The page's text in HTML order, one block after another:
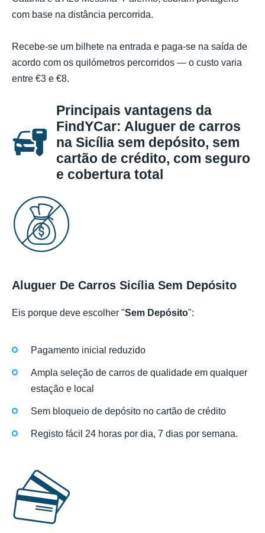
com base na distância percorrida.
Recebe-se um bilhete na entrada e paga-se na saída de
acordo com os quilómetros percorridos — o custo varia
entre €3 e €8.
Principais vantagens da
FindYCar: Aluguer de carros
na Sicília sem depósito, sem
cartão de crédito, com seguro
e cobertura total
Aluguer De Carros Sicília Sem Depósito
Eis porque deve escolher "Sem Depósito":
Pagamento inicial reduzido
Ampla seleção de carros de qualidade em qualquer
estação e local
Sem bloqueio de depósito no cartão de crédito
Registo fácil 24 horas por dia, 7 dias por semana.